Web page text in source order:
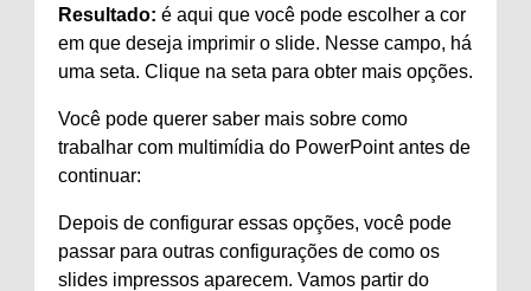
Resultado: é aqui que você pode escolher a cor
em que deseja imprimir o slide. Nesse campo, há
uma seta. Clique na seta para obter mais opções.
Você pode querer saber mais sobre como
trabalhar com multimídia do PowerPoint antes de
continuar:
Depois de configurar essas opções, você pode
passar para outras configurações de como os
slides impressos aparecem. Vamos partir do